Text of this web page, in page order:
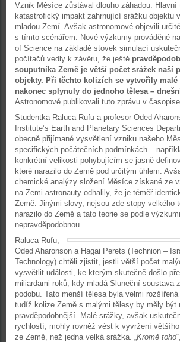
Vznik Měsíce zůstával dlouho záhadou. Hlavní
katastrofický impakt zahrnující srážku objektu
mladou Zemí. Avšak astronomové objevili
s tímto scénářem. Nové výzkumy prováděné
of Science na základě stovek simulací
počítačů vedly k závěru, že ještě
souputníka Země je větší počet srážek naší
objekty. Při těchto kolizích se vytvořily malé
nakonec splynuly do jednoho tělesa –
Astronomové publikovali tuto zprávu v
Studentka Raluca Rufu a profesor Oded
Institute’s Earth and Planetary Sciences
obecně přijímané vysvětlení vzniku našeho
specifických počátečních podmínkách –
konkrétní velikosti pohybujícím se jasně
které narazilo do Země pod určitým úhlem.
chemické analýzy složení Měsíce získané ze
na Zemi astronauty odhalily, že je téměř
Země. Jinými slovy, nejsou zde stopy velkého
narazilo do Země a tato teorie se podle
nepravděpodobnou.
Raluca Rufu,
Oded Aharonson a Hagai Perets (Technion –
Technology) chtěli zjistit, jestli větší počet
vysvětlit události, ke kterým skutečně došlo
miliardami roků, kdy mladá Sluneční soustava
podobu. Tato menší tělesa byla velmi
tudíž kolize Země s malými tělesy by měly být
pravděpodobnější. Malé srážky, avšak
rychlostí, mohly rovněž vést k vyvržení
ze Země, než jedna velká srážka. „Kromě toho